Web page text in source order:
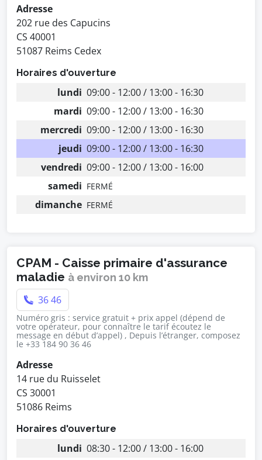
Adresse
202 rue des Capucins
CS 40001
51087 Reims Cedex
Horaires d'ouverture
lundi 09:00 - 12:00 / 13:00 - 16:30
mardi 09:00 - 12:00 / 13:00 - 16:30
mercredi 09:00 - 12:00 / 13:00 - 16:30
jeudi 09:00 - 12:00 / 13:00 - 16:30
vendredi 09:00 - 12:00 / 13:00 - 16:00
samedi FERMÉ
dimanche FERMÉ
CPAM - Caisse primaire d'assurance
maladie à environ 10 km
36 46
Numéro gris : service gratuit + prix appel (dépend de
votre opérateur, pour connaître le tarif écoutez le
message en début d’appel) , Depuis l’étranger, composez
le +33 184 90 36 46
Adresse
14 rue du Ruisselet
CS 30001
51086 Reims
Horaires d'ouverture
lundi 08:30 - 12:00 / 13:00 - 16:00